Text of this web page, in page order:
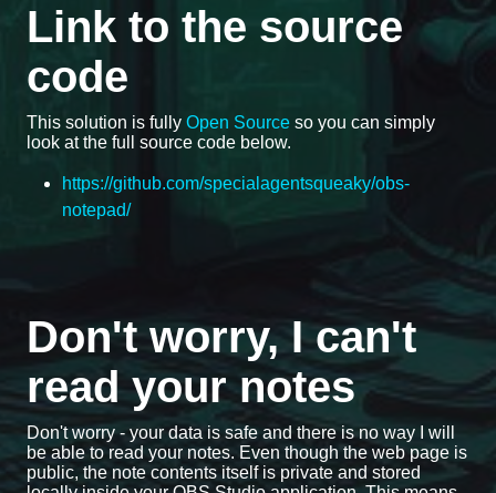
Link to the source
code
This solution is fully Open Source so you can simply
look at the full source code below.
https://github.com/specialagentsqueaky/obs-
notepad/
Don't worry, I can't
read your notes
Don't worry - your data is safe and there is no way I will
be able to read your notes. Even though the web page is
public, the note contents itself is private and stored